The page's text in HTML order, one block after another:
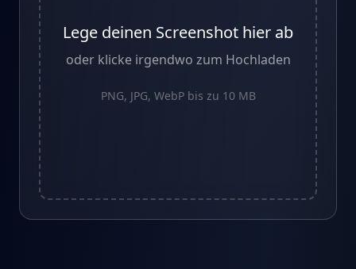
Lege deinen Screenshot hier ab
oder klicke irgendwo zum Hochladen
PNG, JPG, WebP bis zu 10 MB